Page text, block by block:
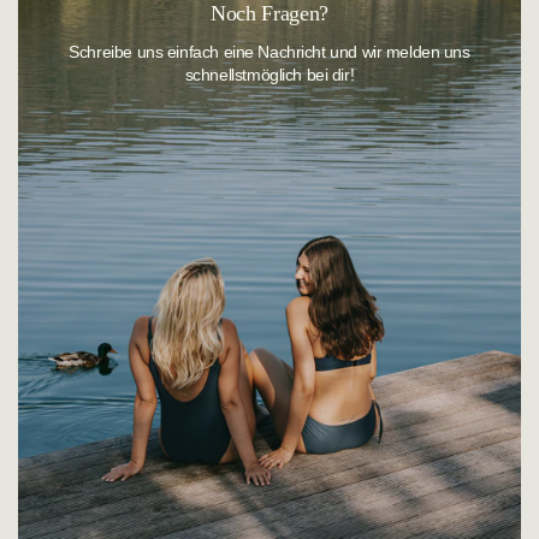
Noch Fragen?
Schreibe uns einfach eine Nachricht und wir melden uns
schnellstmöglich bei dir!
Sie erreichen unseren Kundenservicewie folgt:
Telefonisch:+49 (0)921 884-0
Montag - Donnerstag: 08:00 - 16:00 Uhr
E-Mail:customerservice@sunflair.de